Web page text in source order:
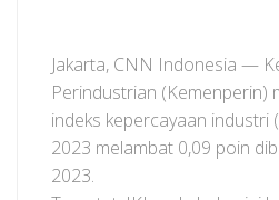
Jakarta, CNN Indonesia —
Perindustrian (Kemenperin)
indeks kepercayaan industri
2023 melambat 0,09 poin
2023.